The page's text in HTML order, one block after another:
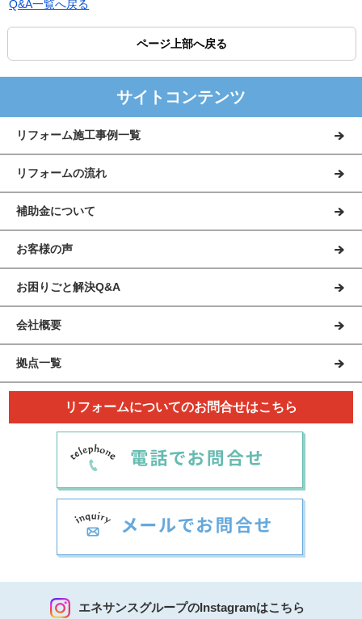
Q&A一覧へ戻る
ページ上部へ戻る
サイトコンテンツ
リフォーム施工事例一覧
リフォームの流れ
補助金について
お客様の声
お困りごと解決Q&A
会社概要
拠点一覧
リフォームについてのお問合せはこちら
エネサンスグループのInstagramはこちら